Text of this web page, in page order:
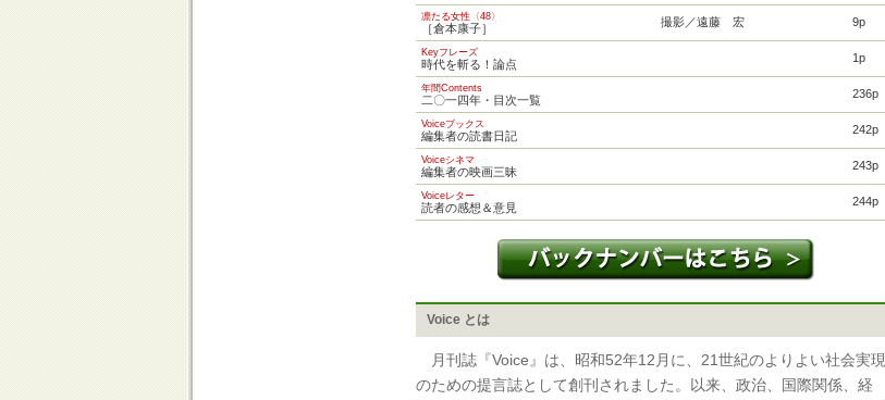
凛たる女性〈48〉
［倉本康子］ 撮影／遠藤 宏 9p
Keyフレーズ
時代を斬る！論点 1p
年間Contents
二〇一四年・目次一覧 236p
Voiceブックス
編集者の読書日記 242p
Voiceシネマ
編集者の映画三昧 243p
Voiceレター
読者の感想＆意見 244p
Voice とは
月刊誌『Voice』は、昭和52年12月に、21世紀のよりよい社会実現
のための提言誌として創刊されました。以来、政治、国際関係、経